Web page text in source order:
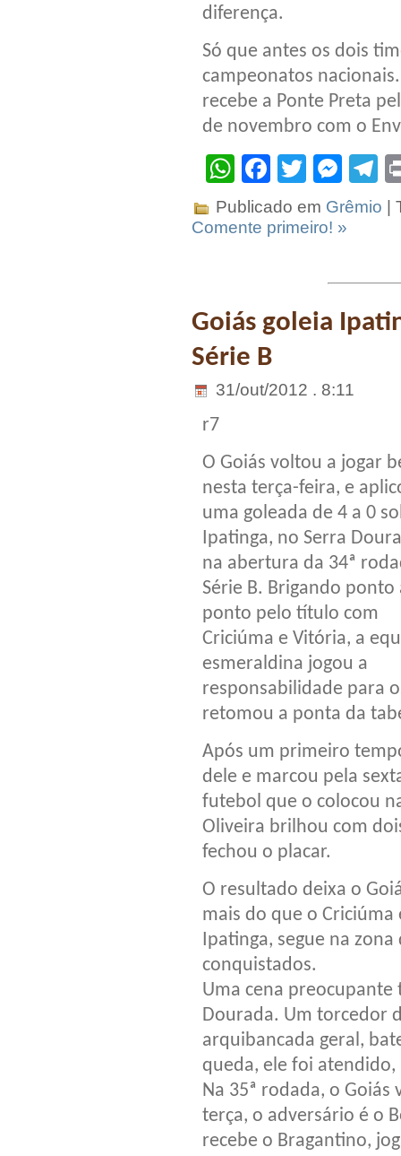
diferença.
Só que antes os dois
campeonatos
recebe a Ponte Preta
de novembro com o
WhatsApp
Facebook
Twitter
Publicado em Grêmio |
Comente primeiro! »
Goiás goleia
Série B
31/out/2012 . 8:11
r7
O Goiás voltou a jogar
nesta terça-feira, e
uma goleada de 4 a 0
Ipatinga, no Serra
na abertura da 34ª
Série B. Brigando ponto
ponto pelo título com
Criciúma e Vitória, a
esmeraldina jogou a
responsabilidade para
retomou a ponta da
Após um primeiro
dele e marcou pela
futebol que o colocou
Oliveira brilhou com
fechou o placar.
O resultado deixa o
mais do que o
Ipatinga, segue na
conquistados.
Uma cena
Dourada. Um torcedor
arquibancada geral,
queda, ele foi
Na 35ª rodada, o
terça, o adversário é o
recebe o Bragantino,